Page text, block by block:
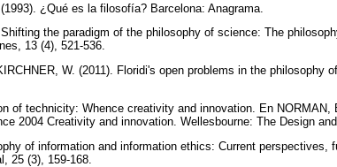
¿Qué es la filosofía? Barcelona: Anagrama.
the paradigm of the philosophy of science: The
13 (4), 521-536.
W. (2011). Floridi's open problems in the philosophy
of technicity: Whence creativity and innovation. En NORMAN,
2004 Creativity and innovation. Wellesbourne: The Design
of information and information ethics: Current perspectives,
25 (3), 159-168.